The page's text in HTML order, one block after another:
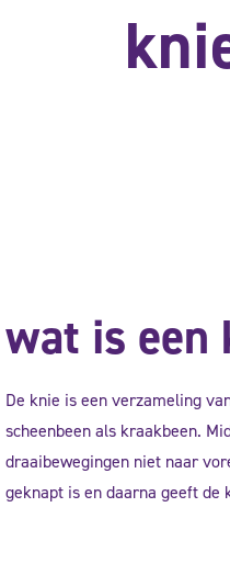
wat is een
De knie is een verzameling
scheenbeen als kraakbeen.
draaibewegingen niet naar
geknapt is en daarna geeft